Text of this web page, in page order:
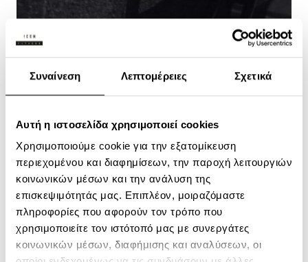
Συναίνεση Λεπτομέρειες Σχετικά
κοινωνικών μέσων και την ανάλυση της
πληροφορίες που αφορούν τον τρόπο που
χρησιμοποιείτε τον ιστότοπό μας με συνεργάτες
κοινωνικών μέσων, διαφήμισης και αναλύσεων, οι
οποίοι ενδεχομένως να τις συνδυάσουν με άλλες
πληροφορίες που τους έχετε παραχωρήσει ή τις οποίες
έχουν συλλέξει σε σχέση με την από μέρους σας χρήση
των υπηρεσιών τους.
συγκατάθεσης
ENERGIZED